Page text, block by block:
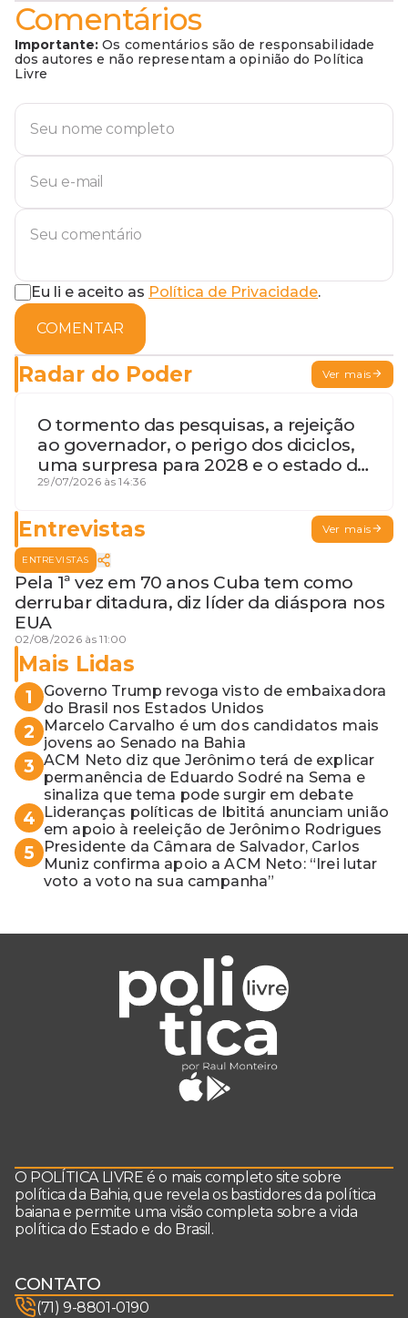
Comentários
Importante: Os comentários são de responsabilidade
dos autores e não representam a opinião do Política
Livre
Eu li e aceito as Política de Privacidade.
COMENTAR
Radar do Poder Ver mais
O tormento das pesquisas, a rejeição
ao governador, o perigo dos diciclos,
uma surpresa para 2028 e o estado de
terceira guerra mundial
29/07/2026 às 14:36
Entrevistas Ver mais
ENTREVISTAS
Pela 1ª vez em 70 anos Cuba tem como
derrubar ditadura, diz líder da diáspora nos
EUA
02/08/2026 às 11:00
Mais Lidas
1
Governo Trump revoga visto de embaixadora
do Brasil nos Estados Unidos
2
Marcelo Carvalho é um dos candidatos mais
jovens ao Senado na Bahia
3 ACM Neto diz que Jerônimo terá de explicar
permanência de Eduardo Sodré na Sema e
sinaliza que tema pode surgir em debate
4
Lideranças políticas de Ibititá anunciam união
em apoio à reeleição de Jerônimo Rodrigues
5
Presidente da Câmara de Salvador, Carlos
Muniz confirma apoio a ACM Neto: “Irei lutar
voto a voto na sua campanha”
O POLÍTICA LIVRE é o mais completo site sobre
política da Bahia, que revela os bastidores da política
baiana e permite uma visão completa sobre a vida
política do Estado e do Brasil.
CONTATO
(71) 9-8801-0190